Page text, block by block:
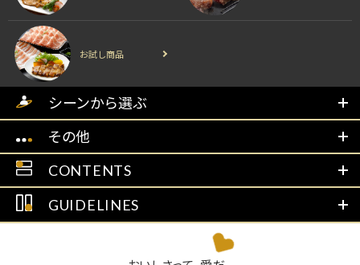
お試し商品
シーンから選ぶ
その他
CONTENTS
GUIDELINES